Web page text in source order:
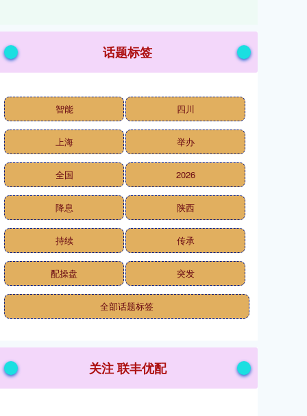
话题标签
智能 四川
上海 举办
全国 2026
降息 陕西
持续 传承
配操盘 突发
全部话题标签
关注 联丰优配